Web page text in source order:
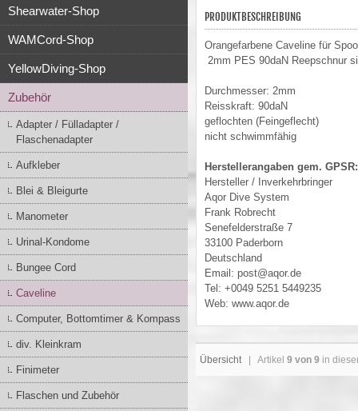
Shearwater-Shop
WAMCord-Shop
YellowDiving-Shop
Zubehör
Adapter / Fülladapter /
Flaschenadapter
Aufkleber
Blei & Bleigurte
Manometer
Urinal-Kondome
Bungee Cord
Caveline
Computer, Bottomtimer & Kompass
div. Kleinkram
Finimeter
Flaschen und Zubehör
PRODUKTBESCHREIBUNG
Orangefarbene Caveline für
2mm PES 90daN Reepschnur
Durchmesser: 2mm
Reisskraft: 90daN
geflochten (Feingeflecht)
nicht schwimmfähig
Herstellerangaben gem. GPSR:
Hersteller / Inverkehrbringer
Aqor Dive System
Frank Robrecht
Senefelderstraße 7
33100 Paderborn
Deutschland
Email: post@aqor.de
Tel: +0049 5251 5449235
Web: www.aqor.de
Übersicht| Artikel 9 von 9 in